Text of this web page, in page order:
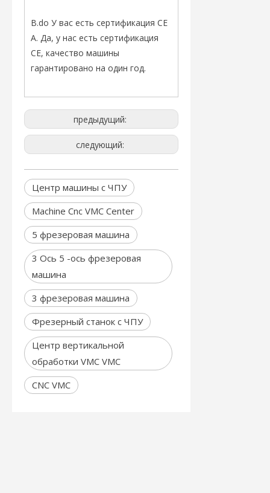
В.do У вас есть сертификация CE
A. Да, у нас есть сертификация
CE, качество машины
гарантировано на один год.
предыдущий:
следующий:
Центр машины с ЧПУ
Machine Cnc VMC Center
5 фрезеровая машина
3 Ось 5 -ось фрезеровая
машина
3 фрезеровая машина
Фрезерный станок с ЧПУ
Центр вертикальной
обработки VMC VMC
CNC VMC